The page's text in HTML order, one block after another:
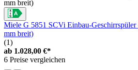
Miele G 5851 SCVi Einbau-
mm breit)
(1)
ab 1.028,00 €*
6 Preise vergleichen